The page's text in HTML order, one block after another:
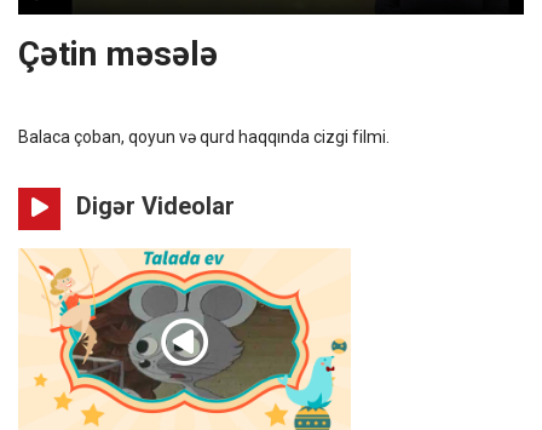
Çətin məsələ
Balaca çoban, qoyun və qurd haqqında cizgi filmi.
Digər Videolar